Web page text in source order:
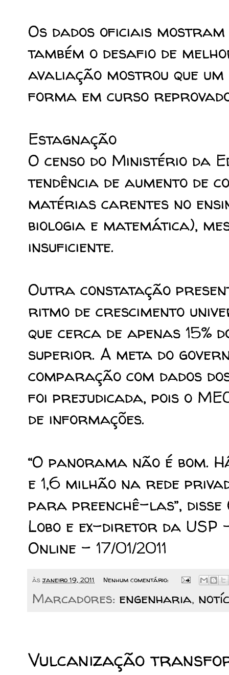
Os dados oficiais
também o desafio de
avaliação mostrou que
forma em curso
Estagnação
O censo do Ministério da
tendência de aumento de
matérias carentes no
biologia e matemática),
insuficiente.
Outra constatação
ritmo de crescimento
que cerca de apenas 15%
superior. A meta do
comparação com dados
foi prejudicada, pois o
de informações.
“O panorama não é bom.
e 1,6 milhão na rede
para preenchê-las”,
Lobo e ex-diretor da
Online - 17/01/2011
às janeiro 19, 2011 Nenhum comentário:
Marcadores: engenharia,
Vulcanização